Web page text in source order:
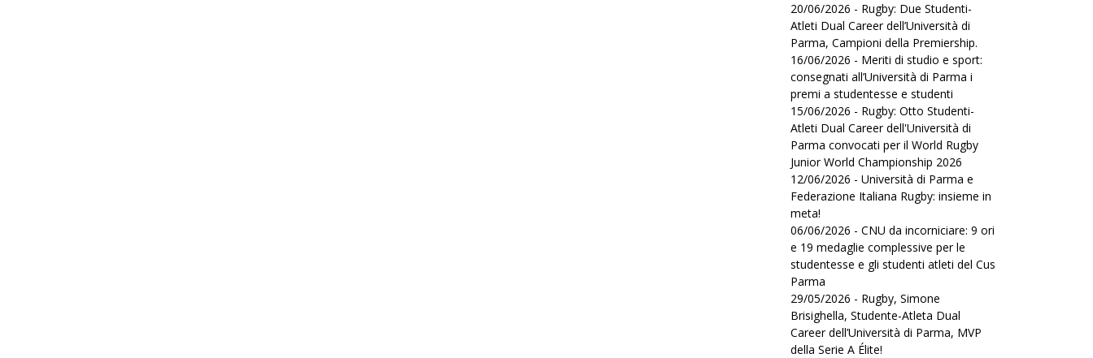
20/06/2026 - Rugby: Due Studenti-
Atleti Dual Career dell’Università di
Parma, Campioni della Premiership.
16/06/2026 - Meriti di studio e sport:
consegnati all’Università di Parma i
premi a studentesse e studenti
15/06/2026 - Rugby: Otto Studenti-
Atleti Dual Career dell'Università di
Parma convocati per il World Rugby
Junior World Championship 2026
12/06/2026 - Università di Parma e
Federazione Italiana Rugby: insieme in
meta!
06/06/2026 - CNU da incorniciare: 9 ori
e 19 medaglie complessive per le
studentesse e gli studenti atleti del Cus
Parma
29/05/2026 - Rugby, Simone
Brisighella, Studente-Atleta Dual
Career dell’Università di Parma, MVP
della Serie A Élite!